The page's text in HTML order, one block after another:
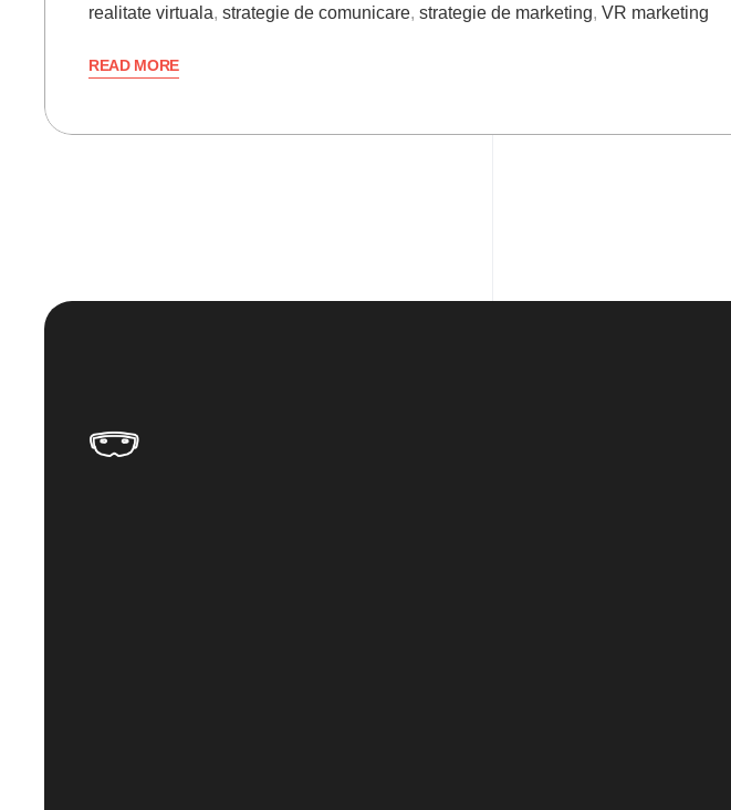
realitate virtuala, strategie de comunicare, strategie de marketing, VR marketing
READ MORE